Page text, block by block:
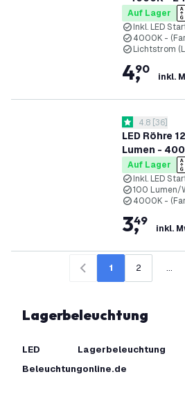
Efficiency
Auf Lager
Inkl. LED
4000K -
Lichtstrom
4,
90
inkl.
LED Röhre
Lumen -
4.8 4.8 [36]
Auf Lager
Inkl. LED
100 Lumen/
4000K -
3,
49
inkl.
Zurück1 2 ...
Lagerbeleuchtung
LED
Beleuchtungonline.de